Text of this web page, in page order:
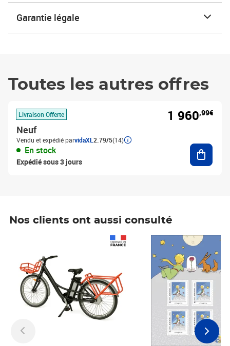
Garantie légale
Toutes les autres offres
Livraison Offerte
Neuf
Vendu et expédié parvidaXL 2.79/5(14)
En stock
Expédié sous 3 jours
1 960,99€
Nos clients ont aussi consulté
Prix 7,50€